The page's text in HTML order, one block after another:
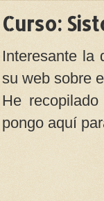
Curso:
Interesante la
su web sobre
He
pongo aquí